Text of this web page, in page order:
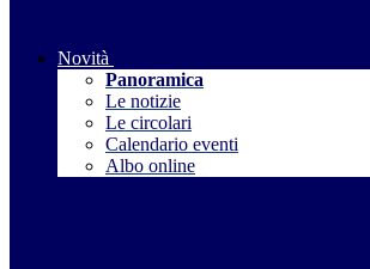
Novità
Panoramica
Le notizie
Le circolari
Calendario eventi
Albo online